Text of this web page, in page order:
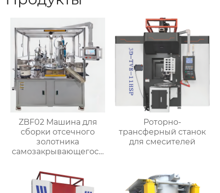
ZBF02 Машина для
сборки отсечного
золотника
самозакрывающегося
Роторно-
трансферный станок
для смесителей